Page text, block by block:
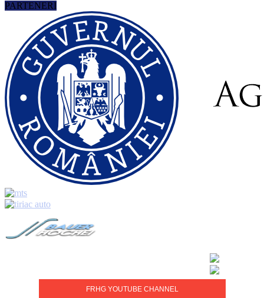
PARTENERI
FRHG YOUTUBE CHANNEL